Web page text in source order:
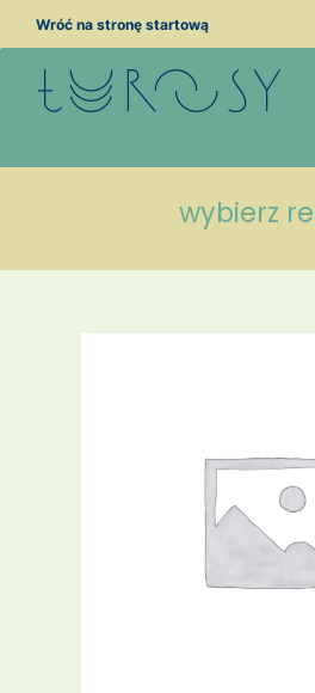
Wróć na stronę startową
wybierz